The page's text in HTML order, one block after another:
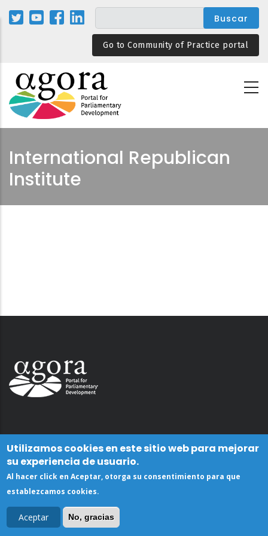
Pasar
Go to Community of Practice portal
International Republican
Institute
Utilizamos cookies en este sitio web para mejorar
su experiencia de usuario.
Al hacer click en Aceptar, otorga su consentimiento para que
establezcamos cookies.
Aceptar No, gracias